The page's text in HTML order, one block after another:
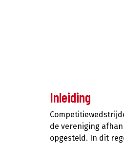
Inleiding
de vereniging
opgesteld. In dit